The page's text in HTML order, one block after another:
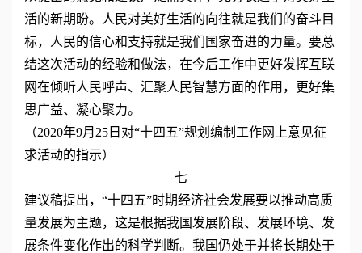
活的新期盼。人民对美好生活的向往就是我们的奋斗目
标，人民的信心和支持就是我们国家奋进的力量。要总
结这次活动的经验和做法，在今后工作中更好发挥互联
网在倾听人民呼声、汇聚人民智慧方面的作用，更好集
思广益、凝心聚力。
（2020年9月25日对“十四五”规划编制工作网上意见征
求活动的指示）
七
建议稿提出，“十四五”时期经济社会发展要以推动高质
量发展为主题，这是根据我国发展阶段、发展环境、发
展条件变化作出的科学判断。我国仍处于并将长期处于